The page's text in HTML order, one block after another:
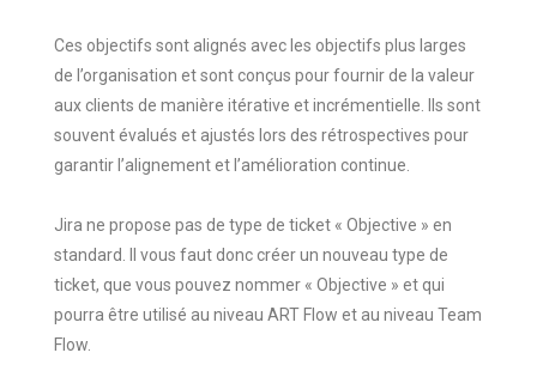
Ces objectifs sont alignés avec les objectifs plus larges
de l’organisation et sont conçus pour fournir de la valeur
aux clients de manière itérative et incrémentielle. Ils sont
souvent évalués et ajustés lors des rétrospectives pour
garantir l’alignement et l’amélioration continue.
Jira ne propose pas de type de ticket « Objective » en
standard. Il vous faut donc créer un nouveau type de
ticket, que vous pouvez nommer « Objective » et qui
pourra être utilisé au niveau ART Flow et au niveau Team
Flow.